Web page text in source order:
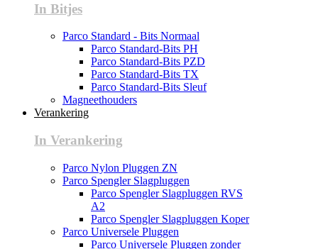
In Bitjes
Parco Standard - Bits Normaal
Parco Standard-Bits PH
Parco Standard-Bits PZD
Parco Standard-Bits TX
Parco Standard-Bits Sleuf
Magneethouders
Verankering
In Verankering
Parco Nylon Pluggen ZN
Parco Spengler Slagpluggen
Parco Spengler Slagpluggen RVS
A2
Parco Spengler Slagpluggen Koper
Parco Universele Pluggen
Parco Universele Pluggen zonder